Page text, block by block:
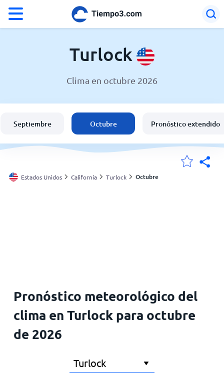
El clima en Turlock
España
Argentina
Turlock
Clima en octubre 2026
Septiembre Octubre Pronóstico extendido
Estados Unidos California Turlock Octubre
Pronóstico meteorológico del
clima en Turlock para octubre
de 2026